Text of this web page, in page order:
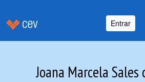
Entrar
Joana Marcela Sales